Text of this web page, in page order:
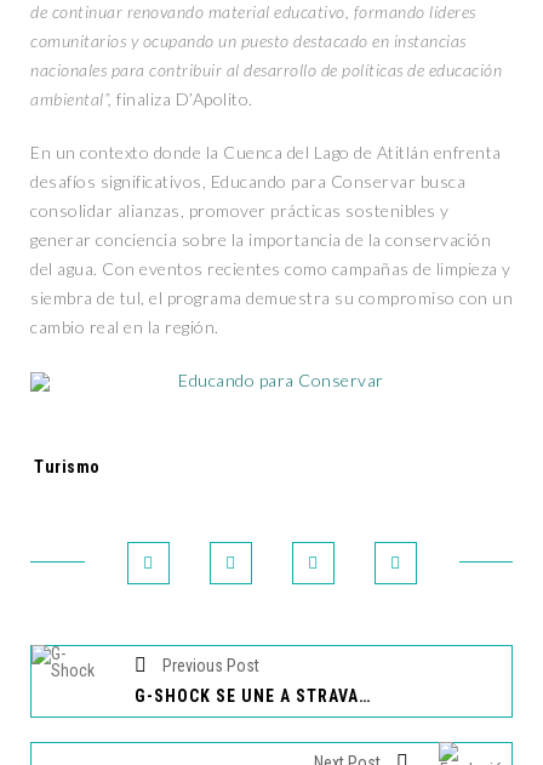
de continuar renovando material educativo, formando líderes
comunitarios y ocupando un puesto destacado en instancias
nacionales para contribuir al desarrollo de políticas de educación
ambiental”, finaliza D’Apolito.
En un contexto donde la Cuenca del Lago de Atitlán enfrenta
desafíos significativos, Educando para Conservar busca
consolidar alianzas, promover prácticas sostenibles y
generar conciencia sobre la importancia de la conservación
del agua. Con eventos recientes como campañas de limpieza y
siembra de tul, el programa demuestra su compromiso con un
cambio real en la región.
Tags:
Turismo
Previous Post
G-SHOCK SE UNE A STRAVA, LA RED SOCIAL DE DEPORTISTAS Y ATLETAS